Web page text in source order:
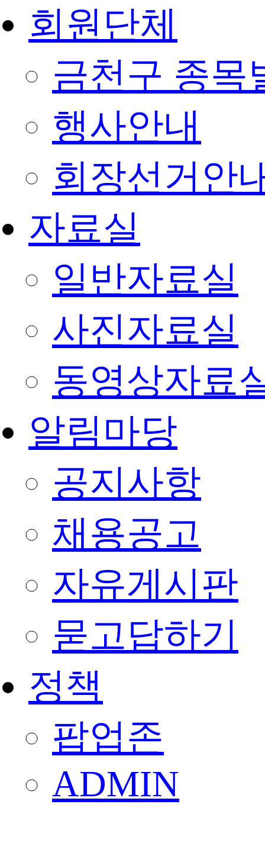
회원단체
금천구 종목
행사안내
회장선거안
자료실
일반자료실
사진자료실
동영상자료
알림마당
공지사항
채용공고
자유게시판
묻고답하기
정책
팝업존
ADMIN